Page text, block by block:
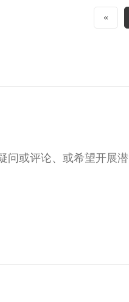
«
问或评论、或希望开展潜